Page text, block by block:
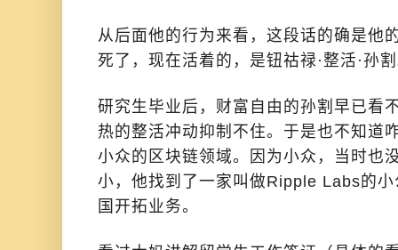
从后面他的行为来看，这段话的确是他
死了，现在活着的，是钮祜禄·整活·孙
研究生毕业后，财富自由的孙割早已看
热的整活冲动抑制不住。于是也不知道
小众的区块链领域。因为小众，当时也
小，他找到了一家叫做Ripple Labs的
国开拓业务。